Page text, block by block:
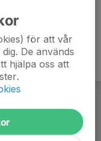
för att vår
De används
hjälpa oss att